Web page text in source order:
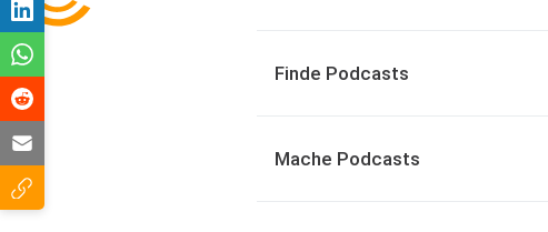
Finde Podcasts
Mache Podcasts